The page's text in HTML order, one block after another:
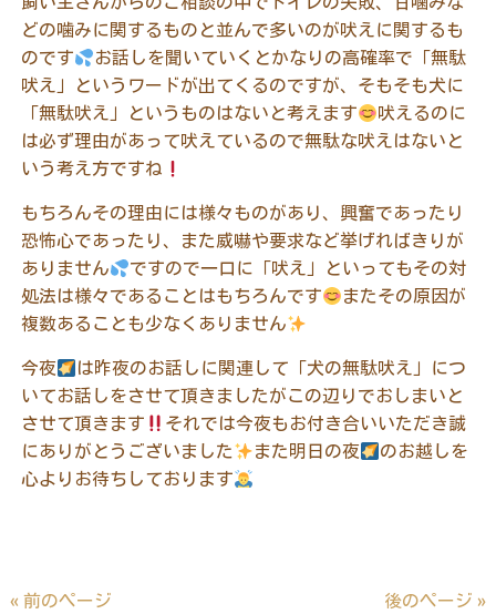
どの噛みに関するものと並んで多いのが吠えに関するも
のです
お話しを聞いていくとかなりの高確率で「無駄
吠え」というワードが出てくるのですが、そもそも犬に
「無駄吠え」というものはないと考えます
吠えるのに
は必ず理由があって吠えているので無駄な吠えはないと
いう考え方ですね
もちろんその理由には様々ものがあり、興奮であったり
恐怖心であったり、また威嚇や要求など挙げればきりが
ありません
ですので一口に「吠え」といってもその対
処法は様々であることはもちろんです
またその原因が
複数あることも少なくありません
今夜
は昨夜のお話しに関連して「犬の無駄吠え」につ
いてお話しをさせて頂きましたがこの辺りでおしまいと
させて頂きます
それでは今夜もお付き合いいただき誠
にありがとうございました
また明日の夜
のお越しを
心よりお待ちしております
« 前のページ 後のページ »